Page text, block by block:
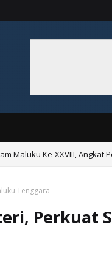
Kerja Bakti Bersama di
Tenggara
Perkuat